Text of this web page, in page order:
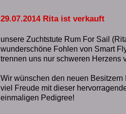
29.07.2014 Rita ist verkauft
unsere Zuchtstute Rum For Sail
wunderschöne Fohlen von Smart
trennen uns nur schweren Herzens
Wir wünschen den neuen
viel Freude mit dieser
einmaligen Pedigree!